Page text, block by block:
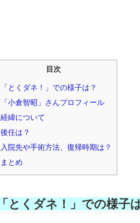
目次
「とくダネ！」での様子は？
「小倉智昭」さんプロフィール
経緯について
後任は？
入院先や手術方法、復帰時期は？
まとめ
「とくダネ！」での様子